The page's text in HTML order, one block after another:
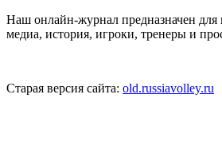
Наш онлайн-журнал предназначен для
медиа, история, игроки, тренеры и
Старая версия сайта: old.russiavolley.ru